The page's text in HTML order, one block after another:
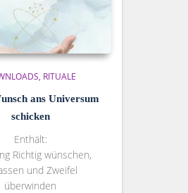
RITUALE
ans Universum
schicken
Enthält:
Richtig wünschen,
und Zweifel
überwinden